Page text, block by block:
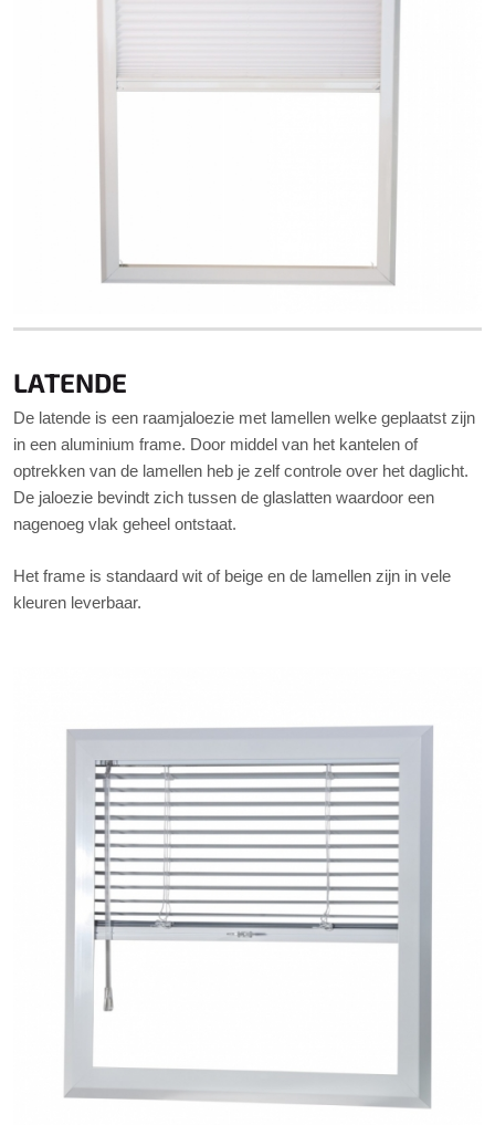
LATENDE
De latende is een raamjaloezie met lamellen welke geplaatst zijn
in een aluminium frame. Door middel van het kantelen of
optrekken van de lamellen heb je zelf controle over het daglicht.
De jaloezie bevindt zich tussen de glaslatten waardoor een
nagenoeg vlak geheel ontstaat.
Het frame is standaard wit of beige en de lamellen zijn in vele
kleuren leverbaar.